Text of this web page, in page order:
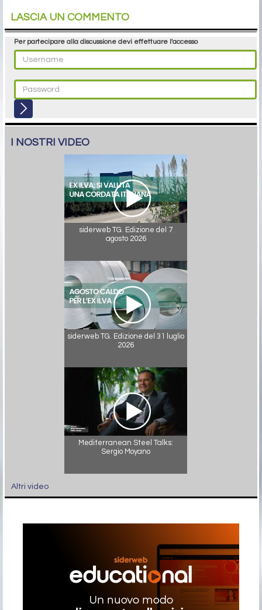
LASCIA UN COMMENTO
Per partecipare alla discussione devi effettuare l'accesso
I NOSTRI VIDEO
siderweb TG. Edizione del 7
agosto 2026
siderweb TG. Edizione del 31 luglio
2026
Mediterranean Steel Talks:
Sergio Moyano
Altri video